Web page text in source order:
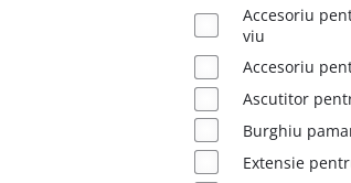
Accesoriu
viu
Accesoriu
Ascutitor
Burghiu
Extensie